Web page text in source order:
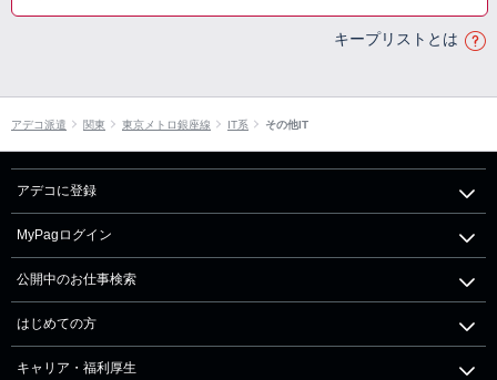
キープリストとは
アデコ派遣 関東 東京メトロ銀座線 IT系 その他IT
アデコに登録
MyPagログイン
公開中のお仕事検索
はじめての方
キャリア・福利厚生